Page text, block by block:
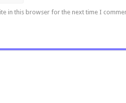
in this browser for the next time I